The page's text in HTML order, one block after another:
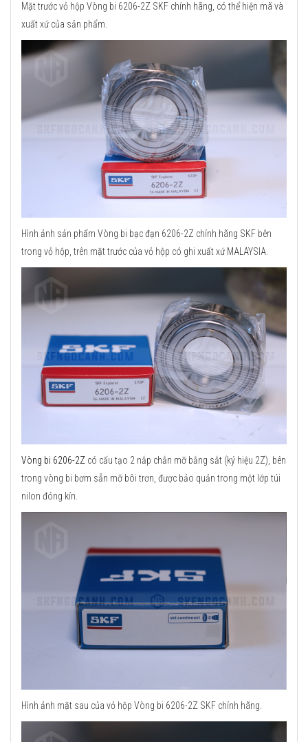
Mặt trước vỏ hộp Vòng bi 6206-2Z SKF chính hãng, có thể hiện mã và
xuất xứ của sản phẩm.
Hình ảnh sản phẩm Vòng bi bạc đạn 6206-2Z chính hãng SKF bên
trong vỏ hộp, trên mặt trước của vỏ hộp có ghi xuất xứ MALAYSIA.
Vòng bi 6206-2Z có cấu tạo 2 nắp chắn mỡ bằng sắt (ký hiệu 2Z), bên
trong vòng bi bơm sẵn mỡ bôi trơn, được bảo quản trong một lớp túi
nilon đóng kín.
Hình ảnh mặt sau của vỏ hộp Vòng bi 6206-2Z SKF chính hãng.